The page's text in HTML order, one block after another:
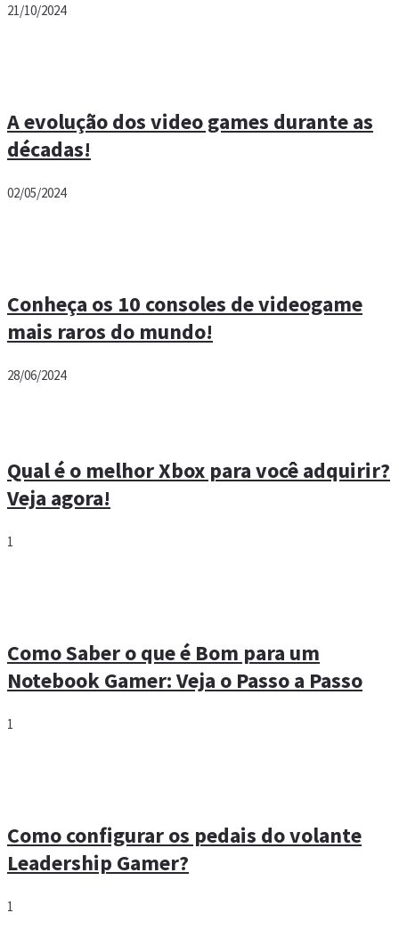
21/10/2024
A evolução dos video games durante as
décadas!
02/05/2024
Conheça os 10 consoles de videogame
mais raros do mundo!
28/06/2024
Qual é o melhor Xbox para você adquirir?
Veja agora!
1
Como Saber o que é Bom para um
Notebook Gamer: Veja o Passo a Passo
1
Como configurar os pedais do volante
Leadership Gamer?
1